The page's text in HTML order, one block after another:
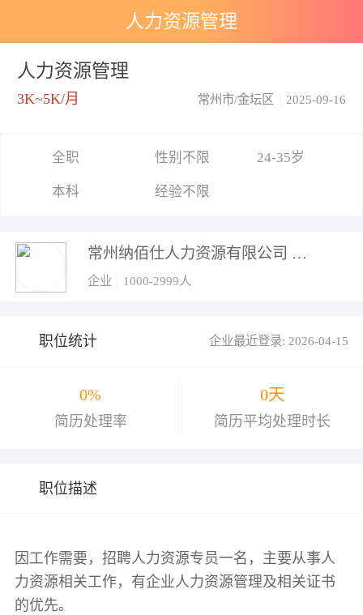
人力资源管理
人力资源管理
3K~5K/月 2025-09-16
常州市/金坛区
全职 性别不限 24-35岁
本科 经验不限
常州纳佰仕人力资源有限公司
企业 1000-2999人
职位统计 企业最近登录: 2026-04-15
0%
简历处理率
0天
简历平均处理时长
职位描述
因工作需要，招聘人力资源专员一名，主要从事人
力资源相关工作，有企业人力资源管理及相关证书
的优先。